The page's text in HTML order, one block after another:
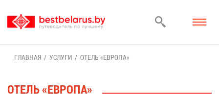
ГЛАВ­НАЯ УСЛУ­ГИ ОТЕЛЬ «ЕВ­РО­ПА»
ОТЕЛЬ «ЕВ­РО­ПА»